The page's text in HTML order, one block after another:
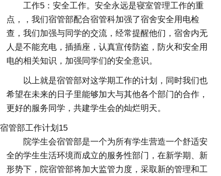
工作5：安全工作。安全永远是寝室管理工作的重
点，，我们宿管部配合宿管科加强了宿舍安全用电检
查，我们加强与同学的交流，经常提醒他们，宿舍内无
人是不能充电，插插座，认真宣传防盗，防火和安全用
电的相关知识，加强同学们的安全意识。
以上就是宿管部对这学期工作的计划，同时我们也
希望在未来的日子里能够加大与其他各个部门的合作，
更好的服务同学，共建学生会的灿烂明天。
宿管部工作计划15
院学生会宿管部是一个为所有学生营造一个舒适安
全的学生生活环境而成立的服务性部门，在新学期、新
形势下，院宿管部将加大监管力度，采取新的管理和工